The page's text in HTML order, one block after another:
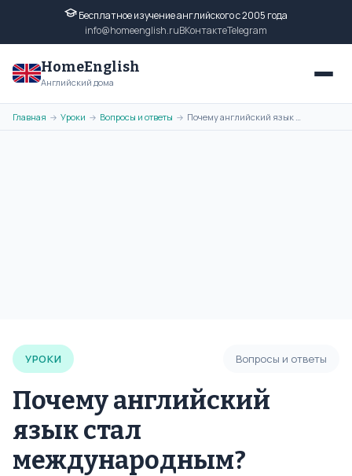
Бесплатное изучение английского с 2005 года
info@homeenglish.ruВКонтактеTelegram
HomeEnglish
Английский дома
Главная → Уроки → Вопросы и ответы → Почему английский язык стал международным?
УРОКИ Вопросы и ответы
Почему английский
язык стал
международным?